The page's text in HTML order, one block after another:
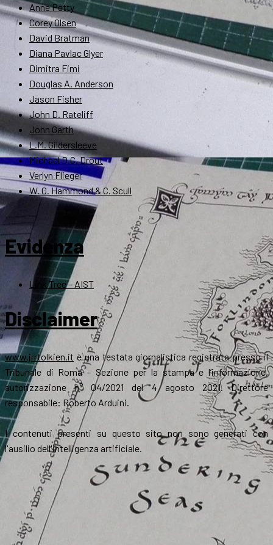
Anne Petty
Corey Olsen
David Bratman
Diana Pavlac Glyer
Dimitra Fimi
Douglas A. Anderson
Jason Fisher
John D. Rateliff
John Garth
L.M. Gildersleeve
Michael D.C. Drout
Verlyn Flieger
W. G. Hammond & C. Scull
Evidenza
Link Tree – AIST
Disclaimer
www.jrrtolkien.it è una testata giornalistica registrata presso il
Tribunale di Roma - Sezione per la stampa e l’informazione,
autorizzazione n° 04/2021 del 4 agosto 2021. Direttore
responsabile: Roberto Arduini.
I contenuti presenti su questo sito non sono generati con
l'ausilio dell'intelligenza artificiale.